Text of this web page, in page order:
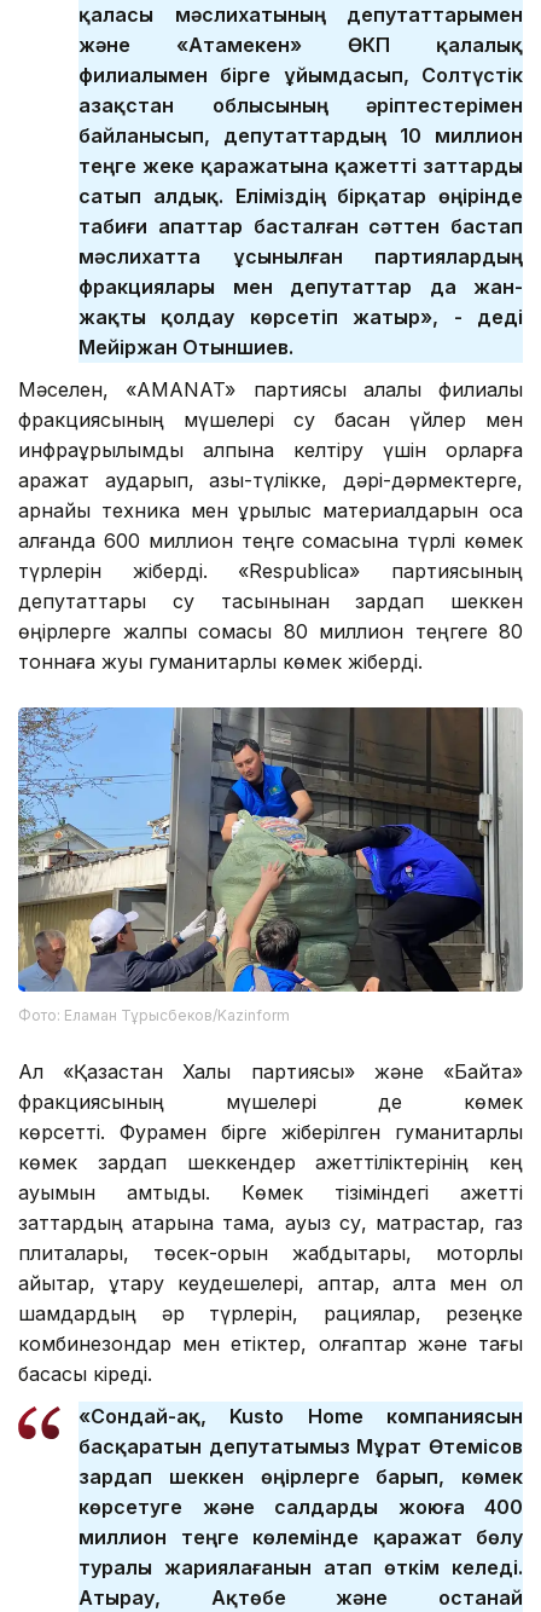
қаласы мәслихатының депутаттарымен
және «Атамекен» ӨКП қалалық
филиалымен бірге ұйымдасып, Солтүстік
Қазақстан облысының әріптестерімен
байланысып, депутаттардың 10 миллион
теңге жеке қаражатына қажетті заттарды
сатып алдық. Еліміздің бірқатар өңірінде
табиғи апаттар басталған сәттен бастап
мәслихатта ұсынылған партиялардың
фракциялары мен депутаттар да жан-
жақты қолдау көрсетіп жатыр», - деді
Мейіржан Отыншиев.
Мәселен, «AMANAT» партиясы қалалық филиалы
фракциясының мүшелері су басқан үйлер мен
инфрақұрылымды қалпына келтіру үшін қорларға
қаражат аударып, азық-түлікке, дәрі-дәрмектерге,
арнайы техника мен құрылыс материалдарын қоса
алғанда 600 миллион теңге сомасына түрлі көмек
түрлерін жіберді. «Respublica» партиясының
депутаттары су тасқынынан зардап шеккен
өңірлерге жалпы сомасы 80 миллион теңгеге 80
тоннаға жуық гуманитарлық көмек жіберді.
Фото: Еламан Тұрысбеков/Kazinform
Ал «Қазақстан Халық партиясы» және «Байтақ»
фракциясының мүшелері де көмек
көрсетті. Фурамен бірге жіберілген гуманитарлық
көмек зардап шеккендер қажеттіліктерінің кең
ауқымын қамтыды. Көмек тізіміндегі қажетті
заттардың қатарына тамақ, ауыз су, матрастар, газ
плиталары, төсек-орын жабдықтары, моторлы
қайықтар, құтқару кеудешелері, қаптар, қалта мен қол
шамдардың әр түрлерін, рациялар, резеңке
комбинезондар мен етіктер, қолғаптар және тағы
басқасы кіреді.
«Сондай-ақ, Kusto Home компаниясын
басқаратын депутатымыз Мұрат Өтемісов
зардап шеккен өңірлерге барып, көмек
көрсетуге және салдарды жоюға 400
миллион теңге көлемінде қаражат бөлу
туралы жариялағанын атап өткім келеді.
Атырау, Ақтөбе және Қостанай